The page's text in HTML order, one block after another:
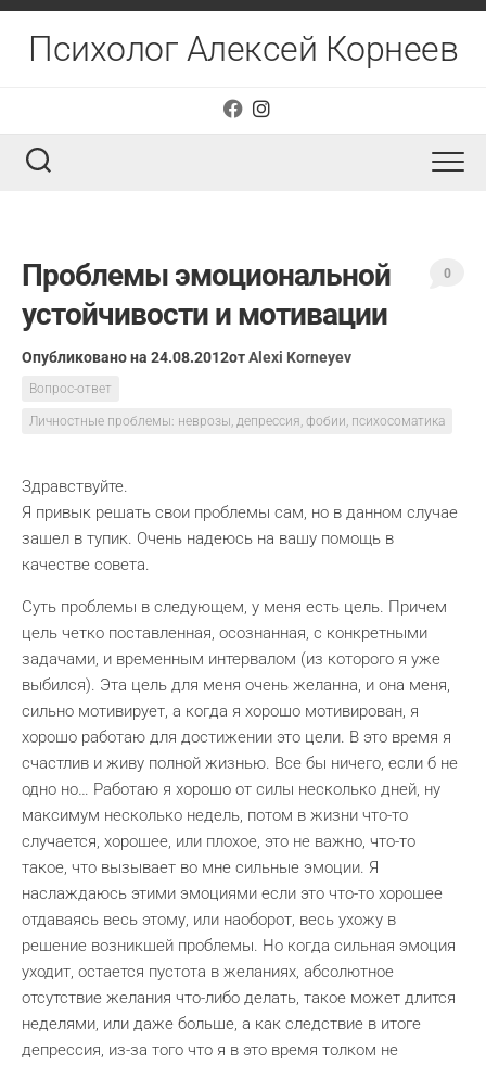
Перейти
содержанию
Психолог Алексей Корнеев
Проблемы эмоциональной
устойчивости и мотивации
Опубликовано на 24.08.2012отAlexi Korneyev
Вопрос-ответ
Личностные проблемы: неврозы, депрессия, фобии, психосоматика
0
Здравствуйте.
Я привык решать свои проблемы сам, но в данном случае
зашел в тупик. Очень надеюсь на вашу помощь в
качестве совета.
Суть проблемы в следующем, у меня есть цель. Причем
цель четко поставленная, осознанная, с конкретными
задачами, и временным интервалом (из которого я уже
выбился). Эта цель для меня очень желанна, и она меня,
сильно мотивирует, а когда я хорошо мотивирован, я
хорошо работаю для достижении это цели. В это время я
счастлив и живу полной жизнью. Все бы ничего, если б не
одно но… Работаю я хорошо от силы несколько дней, ну
максимум несколько недель, потом в жизни что-то
случается, хорошее, или плохое, это не важно, что-то
такое, что вызывает во мне сильные эмоции. Я
наслаждаюсь этими эмоциями если это что-то хорошее
отдаваясь весь этому, или наоборот, весь ухожу в
решение возникшей проблемы. Но когда сильная эмоция
уходит, остается пустота в желаниях, абсолютное
отсутствие желания что-либо делать, такое может длится
неделями, или даже больше, а как следствие в итоге
депрессия, из-за того что я в это время толком не